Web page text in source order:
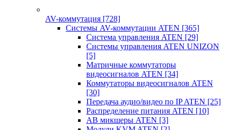
AV-коммутация [728]
Системы AV-коммутации ATEN [365]
Система управления ATEN [29]
Системы управления ATEN UNIZON
[5]
Матричные коммутаторы
видеосигналов ATEN [34]
Коммутаторы видеосигналов ATEN
[30]
Передача аудио/видео по IP ATEN [25]
Распределение питания ATEN [10]
АВ микшеры ATEN [3]